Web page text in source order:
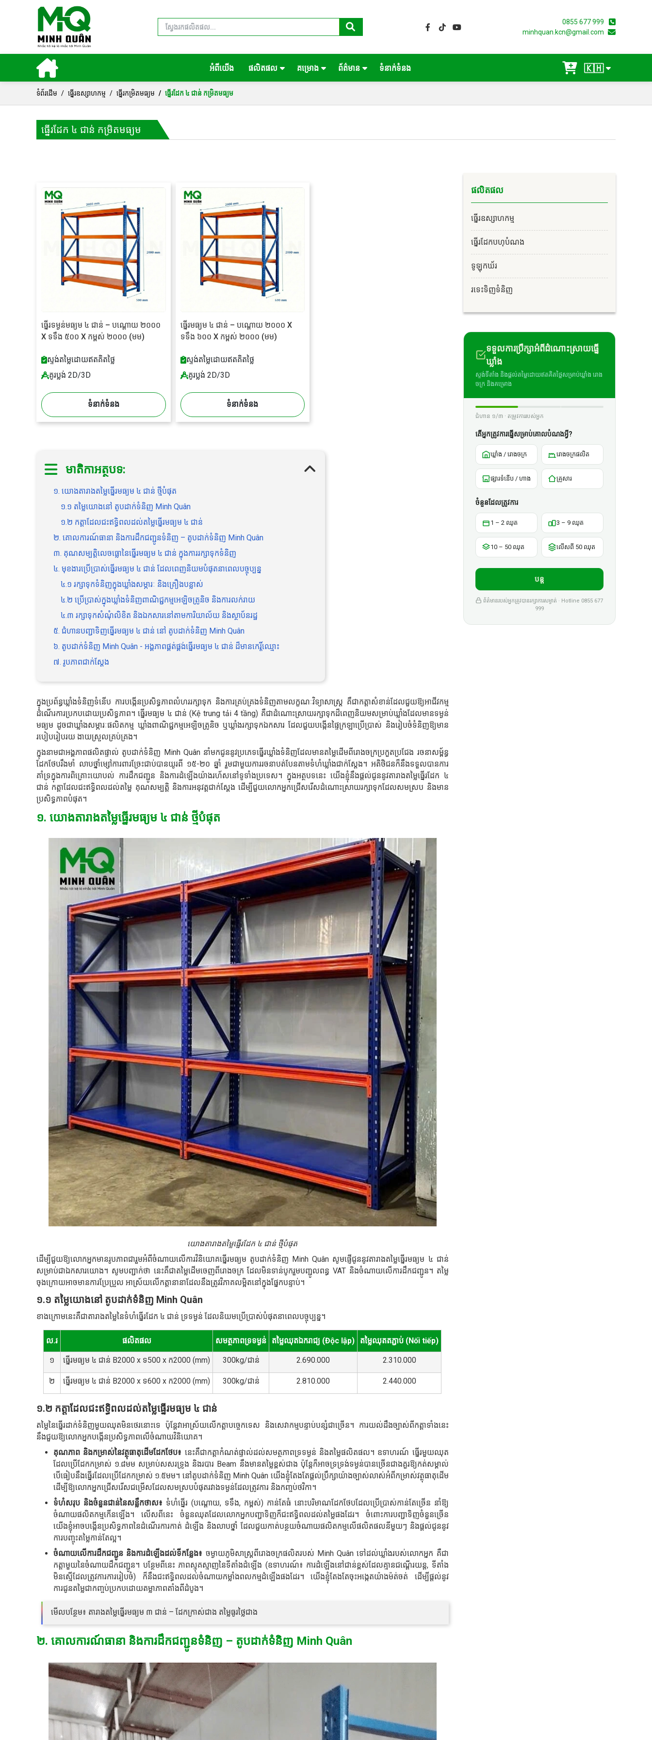
0855 677 999
minhquan.kcn@gmail.com
អំពីយើង ផលិតផល គម្រោង ព័ត៌មាន ទំនាក់ទំនង 🇰🇭
ទំព័រដើម ធ្នើរឧស្សាហកម្ម ធ្នើរកម្រិតមធ្យម ធ្នើរដែក ៤ ជាន់ កម្រិតមធ្យម
ធ្នើរដែក ៤ ជាន់ កម្រិតមធ្យម
ធ្នើរទម្ងន់មធ្យម ៤ ជាន់ – បណ្តោយ ២០០០
X ទទឹង ៥០០ X កម្ពស់ ២០០០ (មម)
ស្ទង់តម្លៃដោយឥតគិតថ្លៃ
គូរប្លង់ 2D/3D
ទំនាក់ទំនង
ធ្នើរមធ្យម ៤ ជាន់ – បណ្តោយ ២០០០ X
ទទឹង ៦០០ X កម្ពស់ ២០០០ (មម)
ស្ទង់តម្លៃដោយឥតគិតថ្លៃ
គូរប្លង់ 2D/3D
ទំនាក់ទំនង
មាតិកាអត្ថបទ:
១. យោងតារាងតម្លៃធ្នើរមធ្យម ៤ ជាន់ ថ្មីបំផុត
១.១ តម្លៃយោងនៅ តូបដាក់ទំនិញ Minh Quân
១.២ កត្តាដែលជះឥទ្ធិពលដល់តម្លៃធ្នើរមធ្យម ៤ ជាន់
២. គោលការណ៍ធានា និងការដឹកជញ្ជូនទំនិញ – តូបដាក់ទំនិញ Minh Quân
៣. គុណសម្បត្តិលេចធ្លោនៃធ្នើរមធ្យម ៤ ជាន់ ក្នុងការរក្សាទុកទំនិញ
៤. មុខងារប្រើប្រាស់ធ្នើរមធ្យម ៤ ជាន់ ដែលពេញនិយមបំផុតនាពេលបច្ចុប្បន្ន
៤.១ រក្សាទុកទំនិញក្នុងឃ្លាំងសម្ភារៈ និងគ្រឿងបន្លាស់
៤.២ ប្រើប្រាស់ក្នុងឃ្លាំងទំនិញពាណិជ្ជកម្មអេឡិចត្រូនិច និងការលក់រាយ
៤.៣ រក្សាទុកសំណុំលិខិត និងឯកសារនៅតាមការិយាល័យ និងស្ថាប័នរដ្ឋ
៥. ជំហានបញ្ជាទិញធ្នើរមធ្យម ៤ ជាន់ នៅ តូបដាក់ទំនិញ Minh Quân
៦. តូបដាក់ទំនិញ Minh Quân - អង្គភាពផ្គត់ផ្គង់ធ្នើរមធ្យម ៤ ជាន់ ដ៏មានកេរ្តិ៍ឈ្មោះ
៧. រូបភាពជាក់ស្តែង
ក្នុងប្រព័ន្ធឃ្លាំងទំនិញទំនើប ការបង្កើនប្រសិទ្ធភាពលំហររក្សាទុក និងការគ្រប់គ្រងទំនិញតាមលក្ខណៈវិទ្យាសាស្ត្រ គឺជាកត្តាសំខាន់ដែលជួយឱ្យអាជីវកម្ម
ដំណើរការប្រកបដោយប្រសិទ្ធភាព។ ធ្នើរមធ្យម ៤ ជាន់ (Kệ trung tải 4 tầng) គឺជាដំណោះស្រាយរក្សាទុកដ៏ពេញនិយមសម្រាប់ឃ្លាំងដែលមានទម្ងន់
មធ្យម ដូចជាឃ្លាំងសម្ភារៈផលិតកម្ម ឃ្លាំងពាណិជ្ជកម្មអេឡិចត្រូនិច ឬឃ្លាំងរក្សាទុកឯកសារ ដែលជួយបង្កើនផ្ទៃក្រឡាប្រើប្រាស់ និងរៀបចំទំនិញឱ្យមាន
របៀបរៀបរយ ងាយស្រួលគ្រប់គ្រង។
ក្នុងនាមជាអង្គភាពផលិតផ្ទាល់ តូបដាក់ទំនិញ Minh Quân នាំមកជូននូវប្រភេទធ្នើរឃ្លាំងទំនិញដែលមានតម្លៃដើមពីរោងចក្រប្រកួតប្រជែង រចនាសម្ព័ន្ធ
ដែកថែបរឹងមាំ លាបថ្នាំម្សៅការពារច្រែះជាប់បានយូរពី ១៥-២០ ឆ្នាំ រួមជាមួយការរចនាបត់បែនតាមទំហំឃ្លាំងជាក់ស្តែង។ អតិថិជនក៏នឹងទទួលបានការ
គាំទ្រក្នុងការពិគ្រោះយោបល់ ការដឹកជញ្ជូន និងការដំឡើងយ៉ាងរហ័សនៅទូទាំងប្រទេស។ ក្នុងអត្ថបទនេះ យើងខ្ញុំនឹងផ្តល់ជូននូវតារាងតម្លៃធ្នើរដែក ៤
ជាន់ កត្តាដែលជះឥទ្ធិពលដល់តម្លៃ គុណសម្បត្តិ និងការអនុវត្តជាក់ស្តែង ដើម្បីជួយលោកអ្នកជ្រើសរើសដំណោះស្រាយរក្សាទុកដែលសមស្រប និងមាន
ប្រសិទ្ធភាពបំផុត។
១. យោងតារាងតម្លៃធ្នើរមធ្យម ៤ ជាន់ ថ្មីបំផុត
យោងតារាងតម្លៃធ្នើរដែក ៤ ជាន់ ថ្មីបំផុត
ដើម្បីជួយឱ្យលោកអ្នកមានរូបភាពជារួមអំពីចំណាយលើការវិនិយោគធ្នើរមធ្យម តូបដាក់ទំនិញ Minh Quân សូមផ្ញើជូននូវតារាងតម្លៃធ្នើរមធ្យម ៤ ជាន់
សម្រាប់ជាឯកសារយោង។ សូមបញ្ជាក់ថា នេះគឺជាតម្លៃដើមចេញពីរោងចក្រ ដែលមិនទាន់បូករួមបញ្ជូលពន្ធ VAT និងចំណាយលើការដឹកជញ្ជូន។ តម្លៃ
ចុងក្រោយអាចមានការប្រែប្រួល អាស្រ័យលើកត្តានានាដែលនឹងត្រូវវិភាគលម្អិតនៅក្នុងផ្នែកបន្ទាប់។
១.១ តម្លៃយោងនៅ តូបដាក់ទំនិញ Minh Quân
ខាងក្រោមនេះគឺជាតារាងតម្លៃនៃទំហំធ្នើរដែក ៤ ជាន់ ទ្រទម្ងន់ ដែលនិយមប្រើប្រាស់បំផុតនាពេលបច្ចុប្បន្ន។
ល.រ ផលិតផល សមត្ថភាពទ្រទម្ងន់ តម្លៃឈុតឯករាជ្យ (Độc lập) តម្លៃឈុតតភ្ជាប់ (Nối tiếp)
១ ធ្នើរមធ្យម ៤ ជាន់ B2000 x ទ500 x ក2000 (mm) 300kg/ជាន់ 2.690.000 2.310.000
២ ធ្នើរមធ្យម ៤ ជាន់ B2000 x ទ600 x ក2000 (mm) 300kg/ជាន់ 2.810.000 2.440.000
១.២ កត្តាដែលជះឥទ្ធិពលដល់តម្លៃធ្នើរមធ្យម ៤ ជាន់
តម្លៃនៃធ្នើរដាក់ទំនិញមួយឈុតមិនថេរនោះទេ ប៉ុន្តែវាអាស្រ័យលើកត្តាបច្ចេកទេស និងសេវាកម្មបន្ទាប់បន្សំជាច្រើន។ ការយល់ដឹងច្បាស់ពីកត្តាទាំងនេះ
នឹងជួយឱ្យលោកអ្នកបង្កើនប្រសិទ្ធភាពលើចំណាយវិនិយោគ។
គុណភាព និងកម្រាស់នៃវត្ថុធាតុដើមដែកថែប៖ នេះគឺជាកត្តាកំណត់ផ្ទាល់ដល់សមត្ថភាពទ្រទម្ងន់ និងតម្លៃផលិតផល។ ឧទាហរណ៍ ធ្នើរមួយឈុត
ដែលប្រើដែកកម្រាស់ ១.៨មម សម្រាប់សសរទ្រូង និងរបារ Beam នឹងមានតម្លៃខ្ពស់ជាង ប៉ុន្តែក៏អាចទ្រទ្រង់ទម្ងន់បានច្រើនជាងគួរឱ្យកត់សម្គាល់
បើធៀបនឹងធ្នើរដែលប្រើដែកកម្រាស់ ១.៥មម។ នៅតូបដាក់ទំនិញ Minh Quân យើងខ្ញុំតែងតែផ្តល់ប្រឹក្សាយ៉ាងច្បាស់លាស់អំពីកម្រាស់វត្ថុធាតុដើម
ដើម្បីឱ្យលោកអ្នកជ្រើសរើសជម្រើសដែលសមស្របបំផុតរវាងទម្ងន់ដែលត្រូវការ និងកញ្ចប់ថវិកា។
ទំហំសរុប និងចំនួនជាន់នៃសន្លឹកថាស៖ ទំហំធ្នើរ (បណ្តោយ, ទទឹង, កម្ពស់) កាន់តែធំ នោះបរិមាណដែកថែបដែលប្រើប្រាស់កាន់តែច្រើន នាំឱ្យ
ចំណាយផលិតកម្មកើនឡើង។ លើសពីនេះ ចំនួនឈុតដែលលោកអ្នកបញ្ជាទិញក៏ជះឥទ្ធិពលដល់តម្លៃផងដែរ។ ចំពោះការបញ្ជាទិញចំនួនច្រើន
យើងខ្ញុំអាចបង្កើនប្រសិទ្ធភាពនៃដំណើរការកាត់ ដំឡើង និងលាបថ្នាំ ដែលជួយកាត់បន្ថយចំណាយផលិតកម្មលើផលិតផលនីមួយៗ និងផ្តល់ជូននូវ
ការបញ្ចុះតម្លៃកាន់តែល្អ។
ចំណាយលើការដឹកជញ្ជូន និងការដំឡើងដល់ទីកន្លែង៖ ចម្ងាយភូមិសាស្ត្រពីរោងចក្រផលិតរបស់ Minh Quân ទៅដល់ឃ្លាំងរបស់លោកអ្នក គឺជា
កត្តាមួយនៃចំណាយដឹកជញ្ជូន។ បន្ថែមពីនេះ ភាពស្មុគស្មាញនៃទីតាំងដំឡើង (ឧទាហរណ៍៖ ការដំឡើងនៅជាន់ខ្ពស់ដែលគ្មានជណ្តើរយន្ត, ទីតាំង
មិនស្មើដែលត្រូវការការរៀបចំ) ក៏នឹងជះឥទ្ធិពលដល់ចំណាយកម្លាំងពលកម្មដំឡើងផងដែរ។ យើងខ្ញុំតែងតែចុះអង្កេតយ៉ាងម៉ត់ចត់ ដើម្បីផ្តល់នូវ
ការជូនតម្លៃជាកញ្ចប់ប្រកបដោយតម្លាភាពតាំងពីដំបូង។
មើលបន្ថែម៖ តារាងតម្លៃធ្នើរមធ្យម ៣ ជាន់ – ដែកក្រាស់ជាង តម្លៃធូរថ្លៃជាង
២. គោលការណ៍ធានា និងការដឹកជញ្ជូនទំនិញ – តូបដាក់ទំនិញ Minh Quân
ផលិតផល
ធ្នើរឧស្សាហកម្ម
ធ្នើរដែកបហុបំណង
ទូឡុកឃ័រ
រទេះទិញទំនិញ
ទទួលការប្រឹក្សាអំពីដំណោះស្រាយធ្នើ
ឃ្លាំង
ស្ទង់ទីតាំង និងផ្តល់តម្លៃដោយឥតគិតថ្លៃសម្រាប់ឃ្លាំង រោង
ចក្រ និងគម្រោង
ជំហាន ១/៣ · តម្រូវការរបស់អ្នក
តើអ្នកត្រូវការធ្នើសម្រាប់គោលបំណងអ្វី?
ឃ្លាំង / រោងចក្រ រោងចក្រផលិត
ផ្សារទំនើប / ហាង គ្រួសារ
ចំនួនដែលត្រូវការ
1 – 2 ឈុត 3 – 9 ឈុត
10 – 50 ឈុត លើសពី 50 ឈុត
បន្ត
ព័ត៌មានរបស់អ្នកត្រូវបានរក្សាការសម្ងាត់ · Hotline 0855 677
999